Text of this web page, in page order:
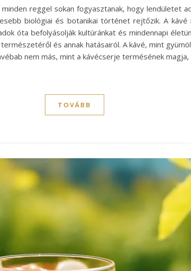
reggel sokan fogyasztanak, hogy lendületet
biológiai és botanikai történet rejtőzik. A
óta befolyásolják kultúránkat és mindennapi
és annak hatásairól. A kávé, mint
nem más, mint a kávécserje termésének
TOVÁBB